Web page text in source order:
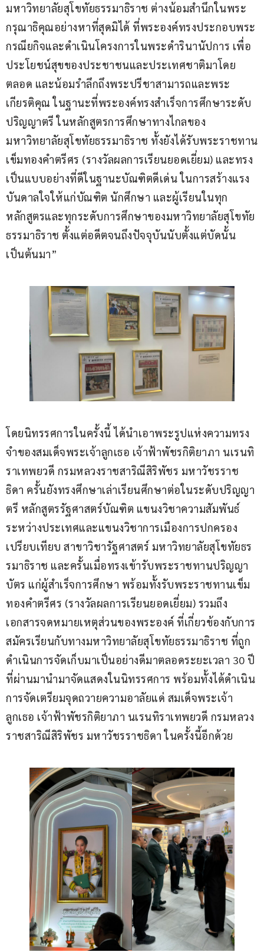
มหาวิทยาลัยสุโขทัยธรรมาธิราช ต่างน้อมสำนึกในพระ
กรุณาธิคุณอย่างหาที่สุดมิได้ ที่พระองค์ทรงประกอบพระ
กรณียกิจและดำเนินโครงการในพระดำรินานัปการ เพื่อ
ประโยชน์สุขของประชาชนและประเทศชาติมาโดย
ตลอด และน้อมรำลึกถึงพระปรีชาสามารถและพระ
เกียรติคุณ ในฐานะที่พระองค์ทรงสำเร็จการศึกษาระดับ
ปริญญาตรี ในหลักสูตรการศึกษาทางไกลของ
มหาวิทยาลัยสุโขทัยธรรมาธิราช ทั้งยังได้รับพระราชทาน
เข็มทองคำตรีศร (รางวัลผลการเรียนยอดเยี่ยม) และทรง
เป็นแบบอย่างที่ดีในฐานะบัณฑิตดีเด่น ในการสร้างแรง
บันดาลใจให้แก่บัณฑิต นักศึกษา และผู้เรียนในทุก
หลักสูตรและทุกระดับการศึกษาของมหาวิทยาลัยสุโขทัย
ธรรมาธิราช ตั้งแต่อดีตจนถึงปัจจุบันนับตั้งแต่บัดนั้น
เป็นต้นมา”
โดยนิทรรศการในครั้งนี้ ได้นำเอาพระรูปแห่งความทรง
จำของสมเด็จพระเจ้าลูกเธอ เจ้าฟ้าพัชรกิติยาภา นเรนทิ
ราเทพยวดี กรมหลวงราชสาริณีสิริพัชร มหาวัชรราช
ธิดา ครั้นยังทรงศึกษาเล่าเรียนศึกษาต่อในระดับปริญญา
ตรี หลักสูตรรัฐศาสตร์บัณฑิต แขนงวิชาความสัมพันธ์
ระหว่างประเทศและแขนงวิชาการเมืองการปกครอง
เปรียบเทียบ สาขาวิชารัฐศาสตร์ มหาวิทยาลัยสุโขทัยธร
รมาธิราช และครั้นเมื่อทรงเข้ารับพระราชทานปริญญา
บัตร แก่ผู้สำเร็จการศึกษา พร้อมทั้งรับพระราชทานเข็ม
ทองคำตรีศร (รางวัลผลการเรียนยอดเยี่ยม) รวมถึง
เอกสารจดหมายเหตุส่วนของพระองค์ ที่เกี่ยวข้องกับการ
สมัครเรียนกับทางมหาวิทยาลัยสุโขทัยธรรมาธิราช ที่ถูก
ดำเนินการจัดเก็บมาเป็นอย่างดีมาตลอดระยะเวลา 30 ปี
ที่ผ่านมานำมาจัดแสดงในนิทรรศการ พร้อมทั้งได้ดำเนิน
การจัดเตรียมจุดถวายความอาลัยแด่ สมเด็จพระเจ้า
ลูกเธอ เจ้าฟ้าพัชรกิติยาภา นเรนทิราเทพยวดี กรมหลวง
ราชสาริณีสิริพัชร มหาวัชรราชธิดา ในครั้งนี้อีกด้วย